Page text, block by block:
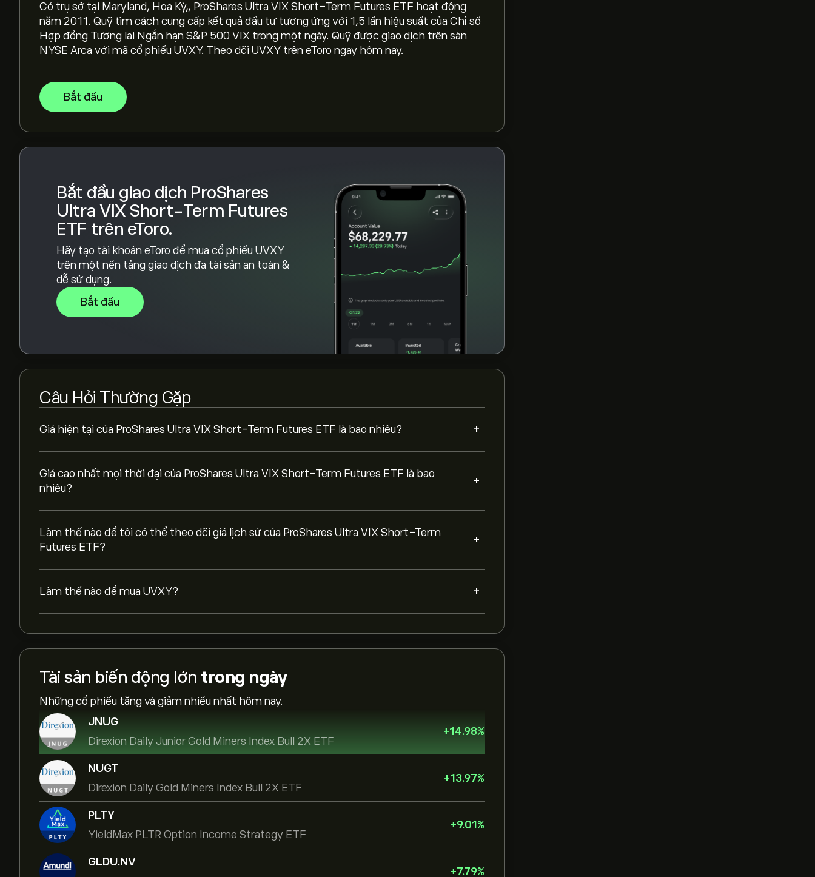
Có trụ sở tại Maryland, Hoa Kỳ,, ProShares Ultra VIX Short-Term Futures ETF hoạt động
năm 2011. Quỹ tìm cách cung cấp kết quả đầu tư tương ứng với 1,5 lần hiệu suất của Chỉ số
Hợp đồng Tương lai Ngắn hạn S&P 500 VIX trong một ngày. Quỹ được giao dịch trên sàn
NYSE Arca với mã cổ phiếu UVXY. Theo dõi UVXY trên eToro ngay hôm nay.
Bắt đầu
Bắt đầu giao dịch ProShares
Ultra VIX Short-Term Futures
ETF trên eToro.
Hãy tạo tài khoản eToro để mua cổ phiếu UVXY
trên một nền tảng giao dịch đa tài sản an toàn &
dễ sử dụng.
Bắt đầu
Câu Hỏi Thường Gặp
Giá hiện tại của ProShares Ultra VIX Short-Term Futures ETF là bao nhiêu? +
Giá cao nhất mọi thời đại của ProShares Ultra VIX Short-Term Futures ETF là bao
nhiêu?
+
Giá cao nhất mọi thời đại của ProShares Ultra VIX Short-Term Futures ETF là 38,325.00‎$‎
Làm thế nào để tôi có thể theo dõi giá lịch sử của ProShares Ultra VIX Short-Term
Futures ETF?
+
lịch sử của ProShares Ultra VIX Short-Term Futures ETF. Giá của ProShares Ultra VIX
Short-Term Futures ETF dao động trong khoảng từ -50.67‎$‎ trong năm qua.
Làm thế nào để mua UVXY? +
Để mua UVXY, truy cập trang "ProShares Ultra VIX Short-Term Futures ETF (UVXY)" trên
trang web eToro. Khi bạn đã tạo tài khoản và nạp tiền, hãy nhấp vào nút "Giao dịch" và quyết
định số lượng ProShares Ultra VIX Short-Term Futures ETF bạn muốn mua. Bạn cũng có
Tài sản biến động lớn trong ngày
Những cổ phiếu tăng và giảm nhiều nhất hôm nay.
JNUG
Direxion Daily Junior Gold Miners Index Bull 2X ETF
+14.98%
NUGT
Direxion Daily Gold Miners Index Bull 2X ETF
+13.97%
PLTY
YieldMax PLTR Option Income Strategy ETF
+9.01 %
GLDU.NV
+7.79%